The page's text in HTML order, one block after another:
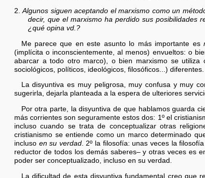
2.Algunos siguen aceptando el marxismo como un
decir, que el marxismo ha perdido sus posibilidades
¿qué opina vd.?
Me parece que en este asunto lo más importante es
(implícita o inconscientemente, al menos) envueltos: o
abarcar a todo otro marco), o bien marxismo se utiliza
sociológicos, políticos, ideológicos, filosóficos...) diferentes.
La disyuntiva es muy peligrosa, muy confusa y muy
sugerirla, dejarla planteada a la espera de ulteriores
Por otra parte, la disyuntiva de que hablamos guarda
más corrientes son seguramente estos dos: 1º el
incluso cuando se trata de conceptualizar otras
cristianismo se entiende como un marco determinado
incluso en su verdad. 2º la filosofía: unas veces la
reductor de todos los demás saberes– y otras veces es
poder ser conceptualizado, incluso en su verdad.
La dificultad de esta disyuntiva fundamental creo que